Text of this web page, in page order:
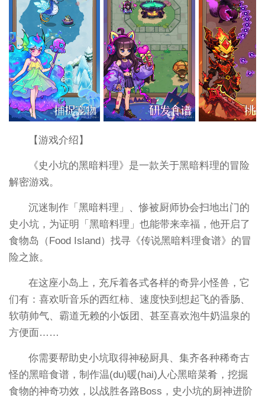
【游戏介绍】
《史小坑的黑暗料理》是一款关于黑暗料理的冒险
解密游戏。
沉迷制作「黑暗料理」、惨被厨师协会扫地出门的
史小坑，为证明「黑暗料理」也能带来幸福，他开启了
食物岛（Food Island）找寻《传说黑暗料理食谱》的冒
险之旅。
在这座小岛上，充斥着各式各样的奇异小怪兽，它
们有：喜欢听音乐的西红柿、速度快到想起飞的香肠、
软萌帅气、霸道无赖的小饭团、甚至喜欢泡牛奶温泉的
方便面……
你需要帮助史小坑取得神秘厨具、集齐各种稀奇古
怪的黑暗食谱，制作温(du)暖(hai)人心黑暗菜肴，挖掘
食物的神奇功效，以战胜各路Boss，史小坑的厨神进阶